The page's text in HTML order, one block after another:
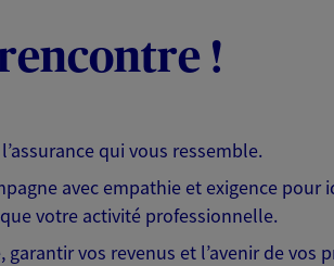
!
qui vous ressemble.
avec empathie et exigence
votre activité professionnelle.
vos revenus et l’avenir de vos